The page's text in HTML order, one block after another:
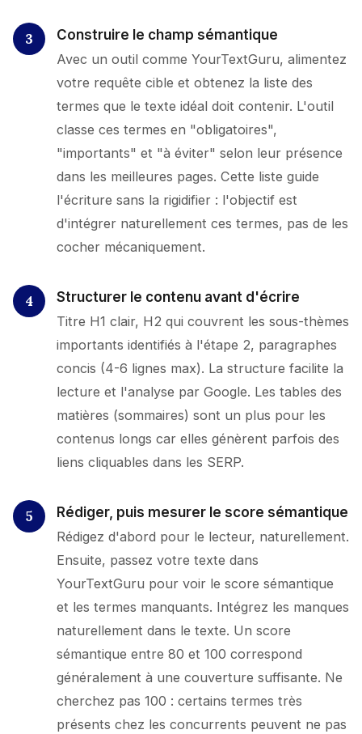
Construire le champ sémantique
Avec un outil comme YourTextGuru, alimentez
votre requête cible et obtenez la liste des
termes que le texte idéal doit contenir. L'outil
classe ces termes en "obligatoires",
"importants" et "à éviter" selon leur présence
dans les meilleures pages. Cette liste guide
l'écriture sans la rigidifier : l'objectif est
d'intégrer naturellement ces termes, pas de les
cocher mécaniquement.
Structurer le contenu avant d'écrire
Titre H1 clair, H2 qui couvrent les sous-thèmes
importants identifiés à l'étape 2, paragraphes
concis (4-6 lignes max). La structure facilite la
lecture et l'analyse par Google. Les tables des
matières (sommaires) sont un plus pour les
contenus longs car elles génèrent parfois des
liens cliquables dans les SERP.
Rédiger, puis mesurer le score sémantique
Rédigez d'abord pour le lecteur, naturellement.
Ensuite, passez votre texte dans
YourTextGuru pour voir le score sémantique
et les termes manquants. Intégrez les manques
naturellement dans le texte. Un score
sémantique entre 80 et 100 correspond
généralement à une couverture suffisante. Ne
cherchez pas 100 : certains termes très
présents chez les concurrents peuvent ne pas